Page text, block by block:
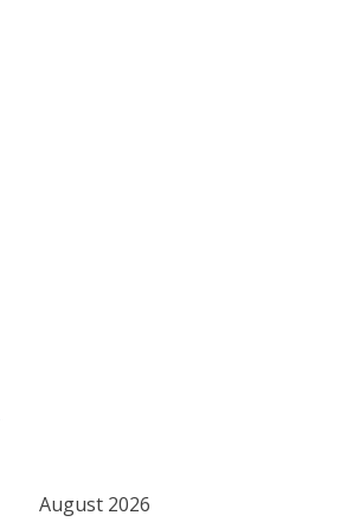
August 2026